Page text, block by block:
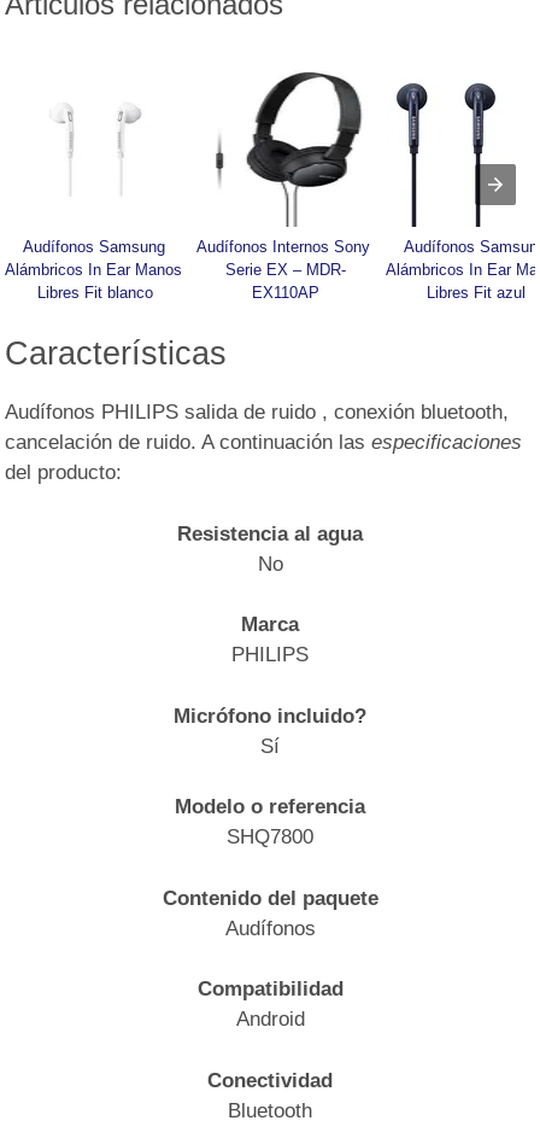
Audífonos Samsung
Alámbricos In Ear Manos
Libres Fit blanco
Audífonos Internos Sony
Serie EX – MDR-
EX110AP
Audífonos
Alámbricos In Ear
Libres Fit azul
Características
Audífonos PHILIPS salida de ruido , conexión bluetooth,
cancelación de ruido. A continuación lasespecificaciones
del producto:
Resistencia al agua
No
Marca
PHILIPS
Micrófono incluido?
Sí
Modelo o referencia
SHQ7800
Contenido del paquete
Audífonos
Compatibilidad
Android
Conectividad
Bluetooth